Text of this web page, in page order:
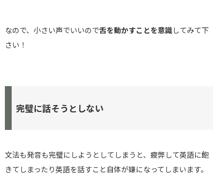
なので、小さい声でいいので舌を動かすことを意識してみて下
さい！
完璧に話そうとしない
文法も発音も完璧にしようとしてしまうと、疲弊して英語に飽
きてしまったり英語を話すこと自体が嫌になってしまいます。